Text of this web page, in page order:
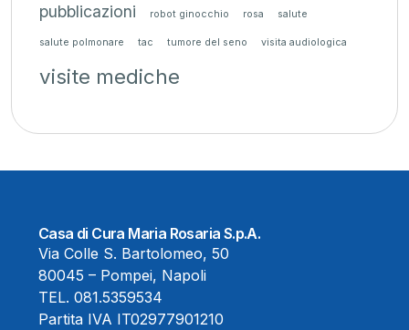
pubblicazioni robot ginocchio rosa salute
salute polmonare tac tumore del seno visita audiologica
visite mediche
Casa di Cura Maria Rosaria S.p.A.
Via Colle S. Bartolomeo, 50
80045 – Pompei, Napoli
TEL. 081.5359534
Partita IVA IT02977901210